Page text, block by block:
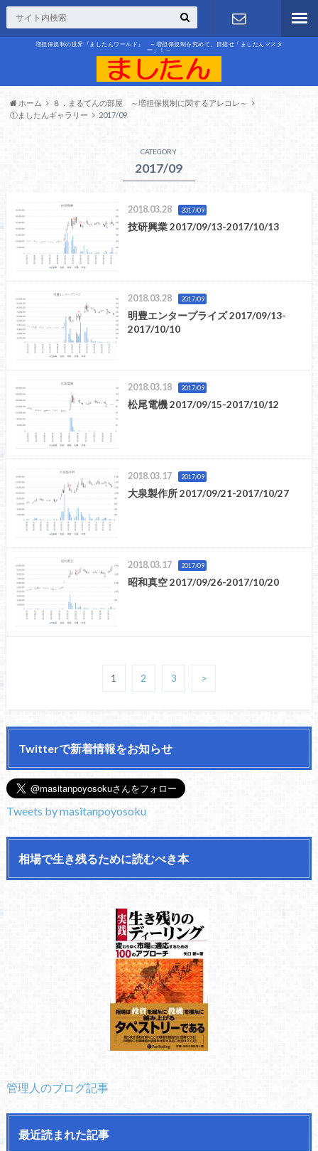
増担保規制の世界『ましたんワールド』 ～増担保規制を究めて、目指せ「ましたんマスタ
ー」！～
お問合せ
ホーム
８．まるてんの部屋 ～増担保規制に関するアレコレ～
①ましたんギャラリー
2017/09
CATEGORY
2017/09
2018.03.28 2017/09
技研興業 2017/09/13-2017/10/13
2018.03.28 2017/09
明豊エンタープライズ 2017/09/13-
2017/10/10
2018.03.18 2017/09
松尾電機 2017/09/15-2017/10/12
2018.03.17 2017/09
大泉製作所 2017/09/21-2017/10/27
2018.03.17 2017/09
昭和真空 2017/09/26-2017/10/20
1 2 3 >
Twitterで新着情報をお知らせ
Tweets by masitanpoyosoku
相場で生き残るために読むべき本
管理人のブログ記事
最近読まれた記事